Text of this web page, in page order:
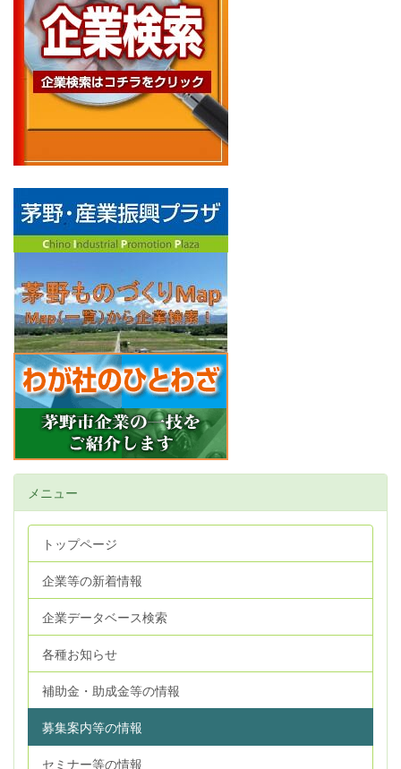
メニュー
トップページ
企業等の新着情報
企業データベース検索
各種お知らせ
補助金・助成金等の情報
募集案内等の情報
セミナー等の情報